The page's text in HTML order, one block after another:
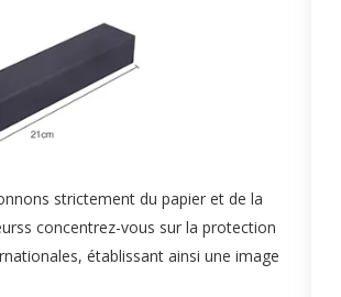
strictement du papier et de la
concentrez-vous sur la protection
établissant ainsi une image